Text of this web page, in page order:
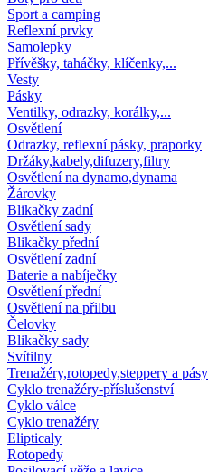
Sport a camping
Reflexní prvky
Samolepky
Přívěšky, taháčky, klíčenky,...
Vesty
Pásky
Ventilky, odrazky, korálky,...
Osvětlení
Odrazky, reflexní pásky, praporky
Držáky,kabely,difuzery,filtry
Osvětlení na dynamo,dynama
Žárovky
Blikačky zadní
Osvětlení sady
Blikačky přední
Osvětlení zadní
Baterie a nabíječky
Osvětlení přední
Osvětlení na přilbu
Čelovky
Blikačky sady
Svítilny
Trenažéry,rotopedy,steppery a pásy
Cyklo trenažéry-příslušenství
Cyklo válce
Cyklo trenažéry
Elipticaly
Rotopedy